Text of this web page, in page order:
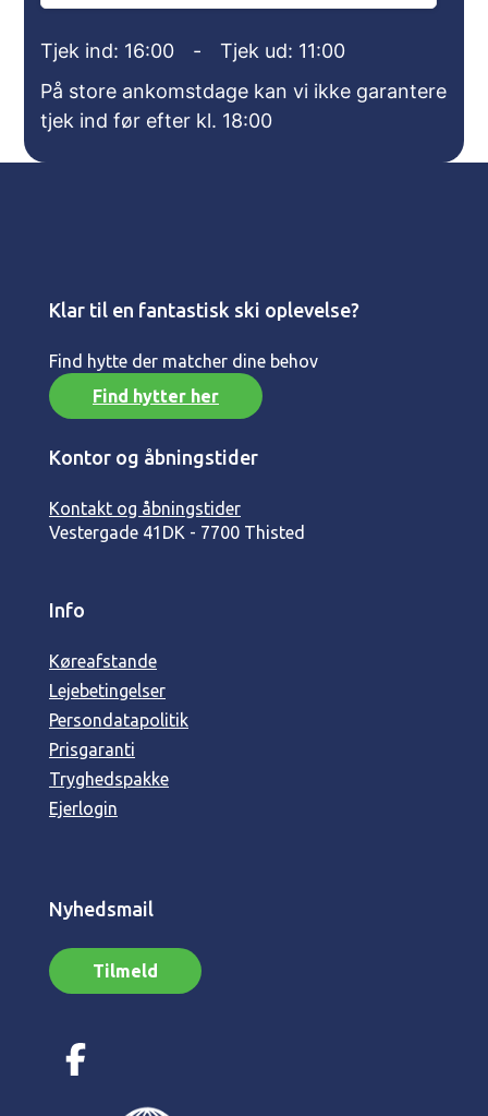
Tjek ind: 16:00 -
Tjek ud: 11:00
På store ankomstdage kan vi ikke garantere
tjek ind før efter kl. 18:00
Klar til en fantastisk ski oplevelse?
Find hytte der matcher dine behov
Find hytter her
Kontor og åbningstider
Kontakt og åbningstider
Vestergade 41 DK - 7700 Thisted
Info
Køreafstande
Lejebetingelser
Persondatapolitik
Prisgaranti
Tryghedspakke
Ejerlogin
Nyhedsmail
Tilmeld